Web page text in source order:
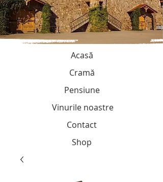
Acasă
Cramă
Pensiune
Vinurile noastre
Contact
Shop